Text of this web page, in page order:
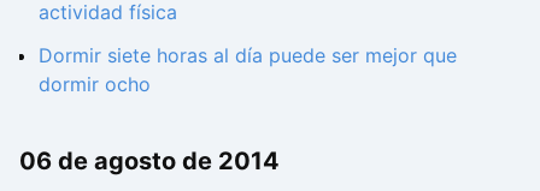
actividad física
Dormir siete horas al día puede ser mejor que
dormir ocho
06 de agosto de 2014